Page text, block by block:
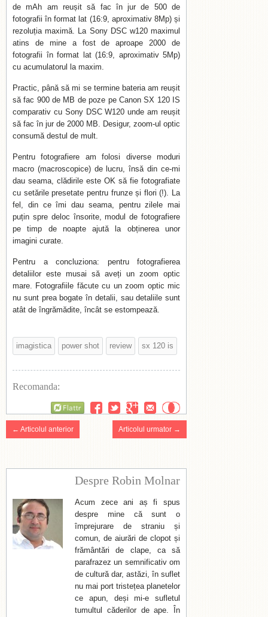
de mAh am reușit să fac în jur de 500 de
fotografii în format lat (16:9, aproximativ 8Mp) și
rezoluția maximă. La Sony DSC w120 maximul
atins de mine a fost de aproape 2000 de
fotografii în format lat (16:9, aproximativ 5Mp)
cu acumulatorul la maxim.
Practic, până să mi se termine bateria am reușit
să fac 900 de MB de poze pe Canon SX 120 IS
comparativ cu Sony DSC W120 unde am reușit
să fac în jur de 2000 MB. Desigur, zoom-ul optic
consumă destul de mult.
Pentru fotografiere am folosi diverse moduri
macro (macroscopice) de lucru, însă din ce-mi
dau seama, clădirile este OK să fie fotografiate
cu setările presetate pentru frunze și flori (!). La
fel, din ce îmi dau seama, pentru zilele mai
puțin spre deloc însorite, modul de fotografiere
pe timp de noapte ajută la obținerea unor
imagini curate.
Pentru a concluziona: pentru fotografierea
detaliilor este musai să aveți un zoom optic
mare. Fotografiile făcute cu un zoom optic mic
nu sunt prea bogate în detalii, sau detaliile sunt
atât de îngrămădite, încât se estompează.
imagistica power shot review sx 120 is
Recomanda:
← Articolul anterior Articolul urmator →
Despre Robin Molnar
Acum zece ani aș fi spus
despre mine că sunt o
împrejurare de straniu și
comun, de aiurări de clopot și
frământări de clape, ca să
parafrazez un semnificativ om
de cultură dar, astăzi, în suflet
nu mai port tristețea planetelor
ce apun, deși mi-e sufletul
tumultul căderilor de ape. În